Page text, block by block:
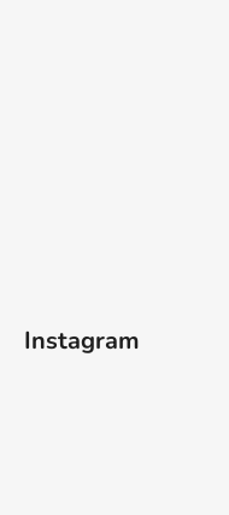
Instagram